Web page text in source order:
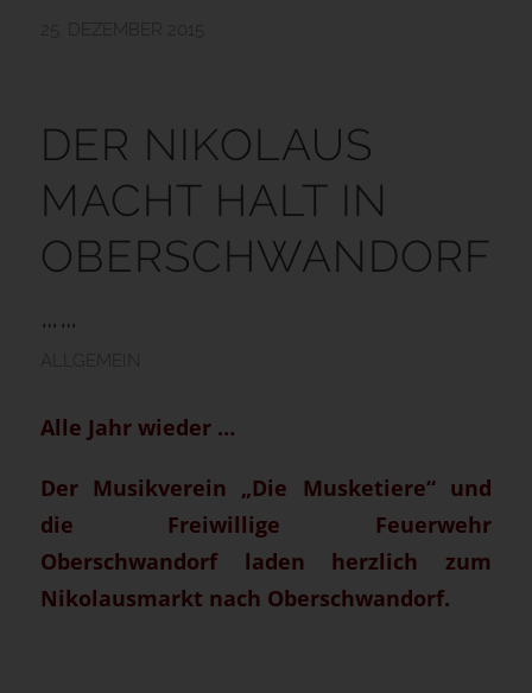
DER NIKOLAUS
MACHT HALT IN
OBERSCHWANDORF
……
Alle Jahr wieder …
Der Musikverein „Die Musketiere“ und
die Freiwillige Feuerwehr
Oberschwandorf laden herzlich zum
Nikolausmarkt nach Oberschwandorf.